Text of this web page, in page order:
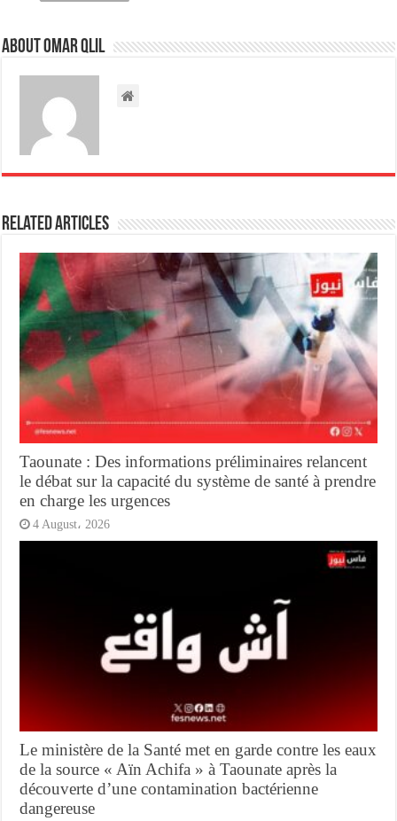
About omar qlil
Related Articles
Taounate : Des informations préliminaires relancent
le débat sur la capacité du système de santé à prendre
en charge les urgences
4 August، 2026
Le ministère de la Santé met en garde contre les eaux
de la source « Aïn Achifa » à Taounate après la
découverte d’une contamination bactérienne
dangereuse